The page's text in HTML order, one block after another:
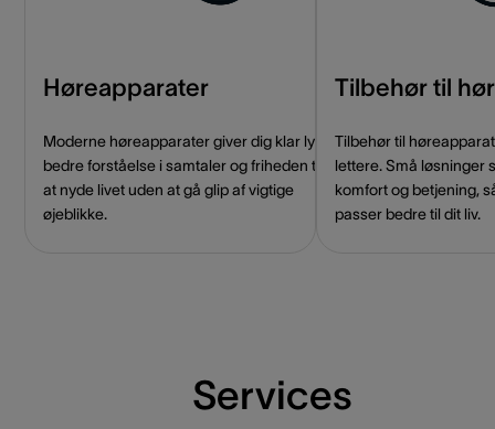
Høreapparater
Moderne høreapparater giver dig klar lyd,
bedre forståelse i samtaler og friheden til
at nyde livet uden at gå glip af vigtige
øjeblikke.
Tilbehør til
Tilbehør til
lettere. Små løsninger
komfort og betjening,
passer bedre til dit liv.
Services